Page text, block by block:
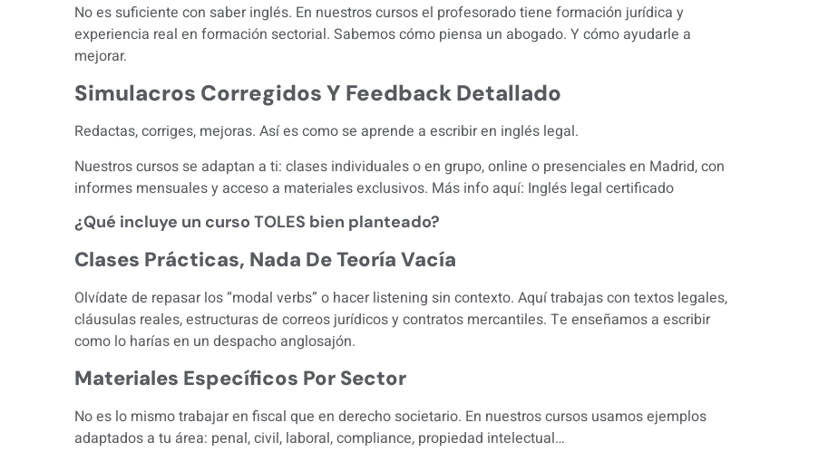
No es suficiente con saber inglés. En nuestros cursos el profesorado tiene formación jurídica y
experiencia real en formación sectorial. Sabemos cómo piensa un abogado. Y cómo ayudarle a
mejorar.
Simulacros Corregidos Y Feedback Detallado
Redactas, corriges, mejoras. Así es como se aprende a escribir en inglés legal.
Nuestros cursos se adaptan a ti: clases individuales o en grupo, online o presenciales en Madrid, con
informes mensuales y acceso a materiales exclusivos. Más info aquí: Inglés legal certificado
¿Qué incluye un curso TOLES bien planteado?
Clases Prácticas, Nada De Teoría Vacía
Olvídate de repasar los “modal verbs” o hacer listening sin contexto. Aquí trabajas con textos legales,
cláusulas reales, estructuras de correos jurídicos y contratos mercantiles. Te enseñamos a escribir
como lo harías en un despacho anglosajón.
Materiales Específicos Por Sector
No es lo mismo trabajar en fiscal que en derecho societario. En nuestros cursos usamos ejemplos
adaptados a tu área: penal, civil, laboral, compliance, propiedad intelectual…